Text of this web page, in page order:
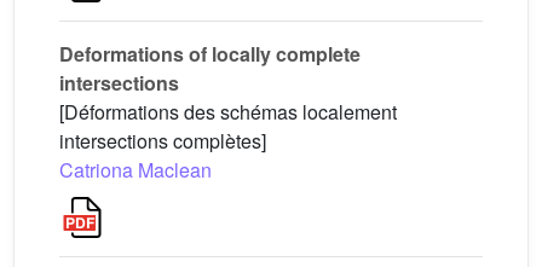
Deformations of locally complete
intersections
[Déformations des schémas localement
intersections complètes]
Catriona Maclean